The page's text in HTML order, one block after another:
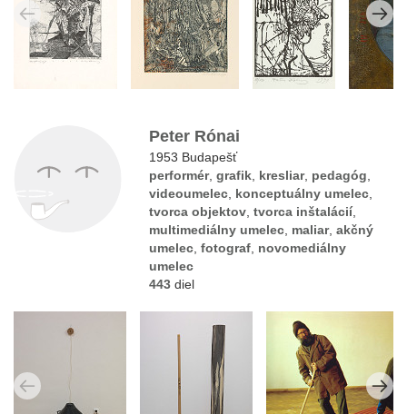
Peter Rónai
1953 Budapešť
performér,grafik kresliar, pedagóg
videoumelec konceptuálny umelec
tvorca objektov ,tvorca inštalácií,
multimediálny umelec maliar,akčný
umelec ,fotograf novomediálny
umelec
443 diel